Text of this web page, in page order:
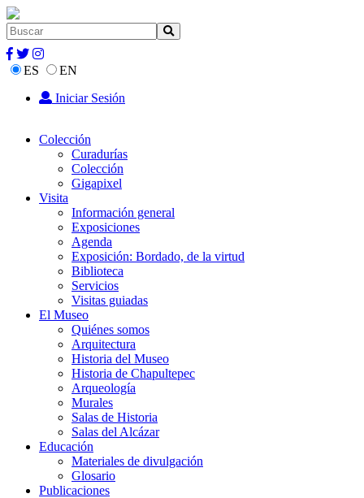
ES
EN
Iniciar Sesión
Colección
Curadurías
Colección
Gigapixel
Visita
Información general
Exposiciones
Agenda
Exposición: Bordado, de la virtud
Biblioteca
Servicios
Visitas guiadas
El Museo
Quiénes somos
Arquitectura
Historia del Museo
Historia de Chapultepec
Arqueología
Murales
Salas de Historia
Salas del Alcázar
Educación
Materiales de divulgación
Glosario
Publicaciones